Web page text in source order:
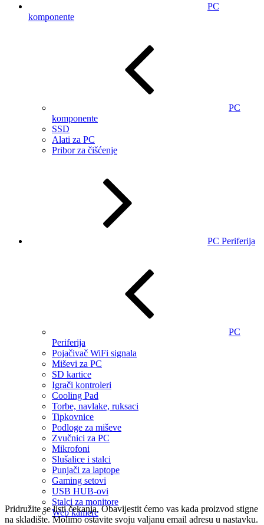
PC
komponente
PC
komponente
SSD
Alati za PC
Pribor za čišćenje
PC Periferija
PC
Periferija
Pojačivač WiFi signala
Miševi za PC
SD kartice
Igrači kontroleri
Cooling Pad
Torbe, navlake, ruksaci
Tipkovnice
Podloge za miševe
Zvučnici za PC
Mikrofoni
Slušalice i stalci
Punjači za laptope
Gaming setovi
USB HUB-ovi
Stalci za monitore
Web kamere
Pridružite se listi čekanja. Obavijestit ćemo vas kada proizvod stigne
na skladište. Molimo ostavite svoju valjanu email adresu u nastavku.